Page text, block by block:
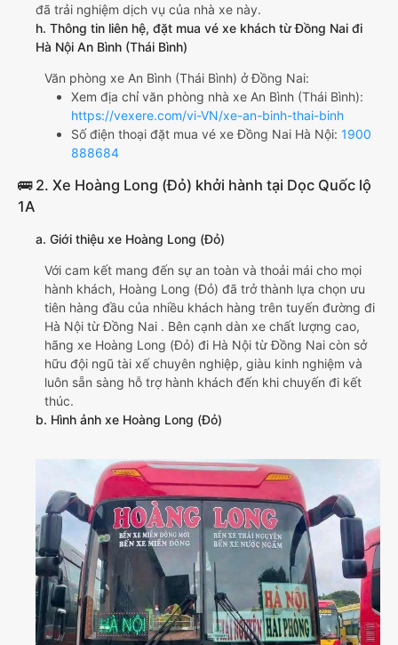
đã trải nghiệm dịch vụ của nhà xe này.
h. Thông tin liên hệ, đặt mua vé xe khách từ Đồng Nai đi
Hà Nội An Bình (Thái Bình)
Văn phòng xe An Bình (Thái Bình) ở Đồng Nai:
Xem địa chỉ văn phòng nhà xe An Bình (Thái Bình):
https://vexere.com/vi-VN/xe-an-binh-thai-binh
Số điện thoại đặt mua vé xe Đồng Nai Hà Nội: 1900
888684
🚌 2. Xe Hoàng Long (Đỏ) khởi hành tại Dọc Quốc lộ
1A
a. Giới thiệu xe Hoàng Long (Đỏ)
Với cam kết mang đến sự an toàn và thoải mái cho mọi
hành khách, Hoàng Long (Đỏ) đã trở thành lựa chọn ưu
tiên hàng đầu của nhiều khách hàng trên tuyến đường đi
Hà Nội từ Đồng Nai . Bên cạnh dàn xe chất lượng cao,
hãng xe Hoàng Long (Đỏ) đi Hà Nội từ Đồng Nai còn sở
hữu đội ngũ tài xế chuyên nghiệp, giàu kinh nghiệm và
luôn sẵn sàng hỗ trợ hành khách đến khi chuyến đi kết
thúc.
b. Hình ảnh xe Hoàng Long (Đỏ)